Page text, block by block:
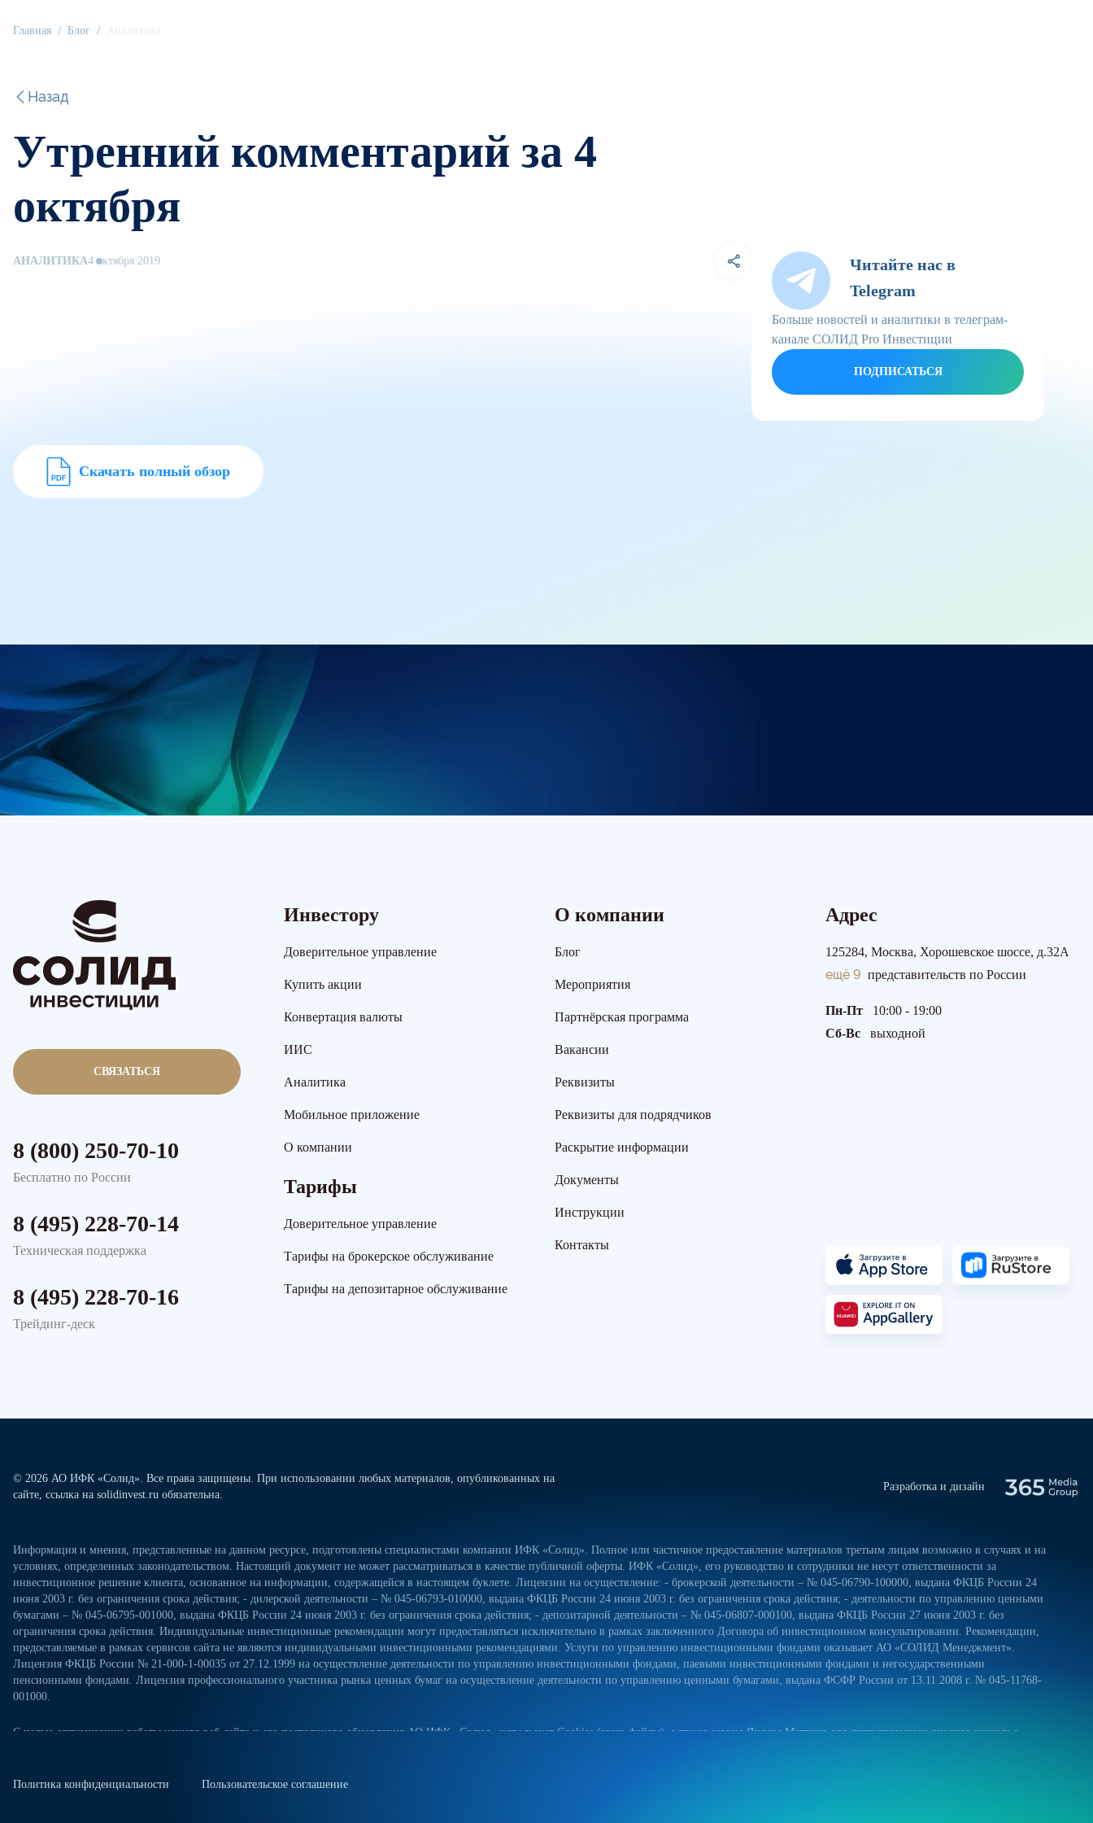
Главная Блог Аналитика
Назад
Утренний комментарий за 4
октября
АНАЛИТИКА4 октября 2019
Читайте нас в
Telegram
Больше новостей и аналитики в телеграм-
канале СОЛИД Pro Инвестиции
ПОДПИСАТЬСЯ
Скачать полный обзор
СВЯЗАТЬСЯ
8 (800) 250-70-10
Бесплатно по России
8 (495) 228-70-14
Техническая поддержка
8 (495) 228-70-16
Трейдинг-деск
Инвестору
Доверительное управление
Купить акции
Конвертация валюты
ИИС
Аналитика
Мобильное приложение
О компании
Тарифы
Доверительное управление
Тарифы на брокерское обслуживание
Тарифы на депозитарное обслуживание
О компании
Блог
Мероприятия
Партнёрская программа
Вакансии
Реквизиты
Реквизиты для подрядчиков
Раскрытие информации
Документы
Инструкции
Контакты
Адрес
125284, Москва, Хорошевское шоссе, д.32А
ещё 9 представительств по России
Пн-Пт
10:00 - 19:00
Сб-Вс
выходной
© 2026 АО ИФК «Солид». Все права защищены. При использовании любых материалов, опубликованных на
сайте, ссылка на solidinvest.ru обязательна.
Разработка и дизайн
Информация и мнения, представленные на данном ресурсе, подготовлены специалистами компании ИФК «Солид». Полное или частичное предоставление материалов третьим лицам возможно в случаях и на
условиях, определенных законодательством. Настоящий документ не может рассматриваться в качестве публичной оферты. ИФК «Солид», его руководство и сотрудники не несут ответственности за
инвестиционное решение клиента, основанное на информации, содержащейся в настоящем буклете. Лицензии на осуществление: - брокерской деятельности – № 045-06790-100000, выдана ФКЦБ России 24
июня 2003 г. без ограничения срока действия; - дилерской деятельности – № 045-06793-010000, выдана ФКЦБ России 24 июня 2003 г. без ограничения срока действия; - деятельности по управлению ценными
бумагами – № 045-06795-001000, выдана ФКЦБ России 24 июня 2003 г. без ограничения срока действия; - депозитарной деятельности – № 045-06807-000100, выдана ФКЦБ России 27 июня 2003 г. без
ограничения срока действия. Индивидуальные инвестиционные рекомендации могут предоставляться исключительно в рамках заключенного Договора об инвестиционном консультировании. Рекомендации,
предоставляемые в рамках сервисов сайта не являются индивидуальными инвестиционными рекомендациями. Услуги по управлению инвестиционными фондами оказывает АО «СОЛИД Менеджмент».
Лицензия ФКЦБ России № 21-000-1-00035 от 27.12.1999 на осуществление деятельности по управлению инвестиционными фондами, паевыми инвестиционными фондами и негосударственными
пенсионными фондами. Лицензия профессионального участника рынка ценных бумаг на осуществление деятельности по управлению ценными бумагами, выдана ФСФР России от 13.11.2008 г. № 045-11768-
001000.
С целью оптимизации работы нашего веб-сайта и его постоянного обновления АО ИФК «Солид» использует Cookies (куки-файлы), а также сервис Яндекс.Метрика для статистического анализа данных о
сайте. Куки-файлы — это небольшие файлы, которые сохраняются на жестком диске вашего устройства. Они облегчают навигацию и делают посещение сайта более удобным. Если вы не хотите использовать
Политика конфиденциальности Пользовательское соглашение